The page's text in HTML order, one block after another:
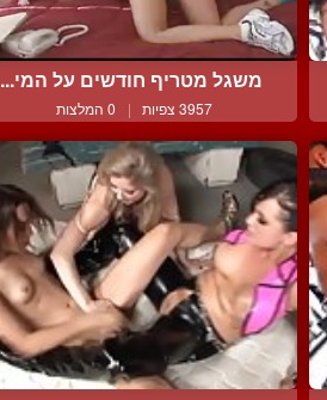
משגל מטריף חודשים על המי...
3957 צפיות | 0 המלצות